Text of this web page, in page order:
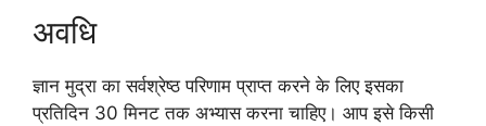
अवधि
ज्ञान मुद्रा का सर्वश्रेष्ठ परिणाम प्राप्त करने के लिए इसका
प्रतिदिन 30 मिनट तक अभ्यास करना चाहिए। आप इसे किसी